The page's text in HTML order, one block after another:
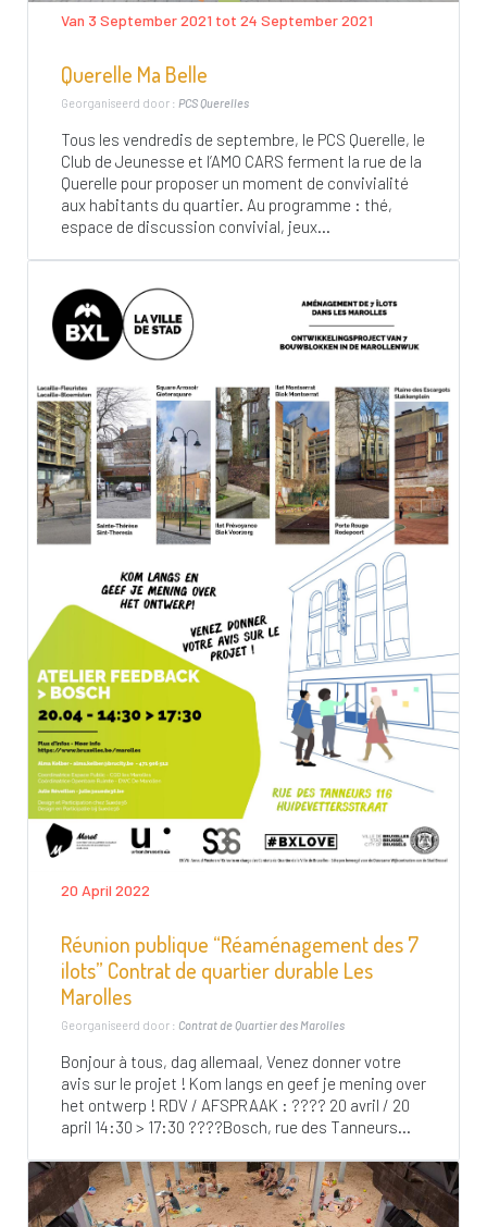
Van 3 September 2021 tot 24 September 2021
Querelle Ma Belle
Georganiseerd door : PCS Querelles
Tous les vendredis de septembre, le PCS Querelle, le
Club de Jeunesse et l’AMO CARS ferment la rue de la
Querelle pour proposer un moment de convivialité
aux habitants du quartier. Au programme : thé,
espace de discussion convivial, jeux...
20 April 2022
Réunion publique “Réaménagement des 7
ilots” Contrat de quartier durable Les
Marolles
Georganiseerd door : Contrat de Quartier des Marolles
Bonjour à tous, dag allemaal, Venez donner votre
avis sur le projet ! Kom langs en geef je mening over
het ontwerp ! RDV / AFSPRAAK : ????️ 20 avril / 20
april 14:30 > 17:30 ????Bosch, rue des Tanneurs...